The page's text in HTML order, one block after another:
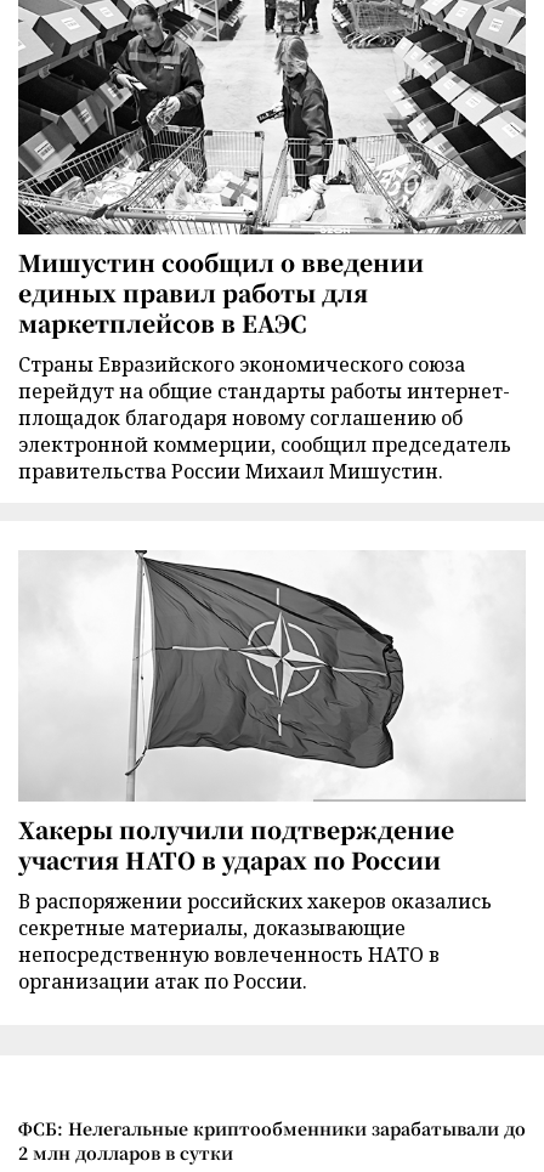
Мишустин сообщил о введении
единых правил работы для
маркетплейсов в ЕАЭС
Страны Евразийского экономического союза
перейдут на общие стандарты работы интернет-
площадок благодаря новому соглашению об
электронной коммерции, сообщил председатель
правительства России Михаил Мишустин.
Хакеры получили подтверждение
участия НАТО в ударах по России
В распоряжении российских хакеров оказались
секретные материалы, доказывающие
непосредственную вовлеченность НАТО в
организации атак по России.
ФСБ: Нелегальные криптообменники зарабатывали до
2 млн долларов в сутки